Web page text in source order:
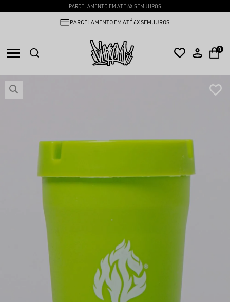
PARCELAMENTO EM ATÉ 6X SEM JUROS
PARCELAMENTO EM ATÉ 6X SEM JUROS
0